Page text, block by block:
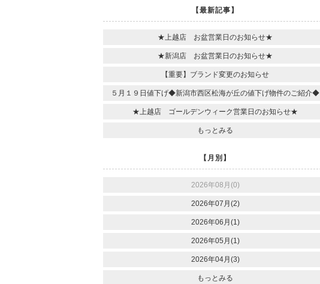
【最新記事】
★上越店 お盆営業日のお知らせ★
★新潟店 お盆営業日のお知らせ★
【重要】ブランド変更のお知らせ
５月１９日値下げ◆新潟市西区松海が丘の値下げ物件のご紹介◆
★上越店 ゴールデンウィーク営業日のお知らせ★
もっとみる
【月別】
2026年08月(0)
2026年07月(2)
2026年06月(1)
2026年05月(1)
2026年04月(3)
もっとみる